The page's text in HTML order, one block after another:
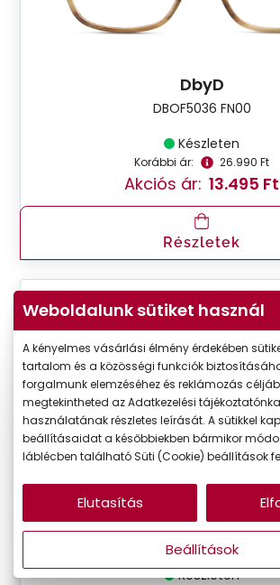
DbyD
DBOF5036 FN00
Készleten
Korábbi ár: 26.990 Ft
Akciós ár: 13.495 Ft
Részletek
-50%
Seen
SNOU5006 VV00
Készleten
Weboldalunk sütiket használ
A kényelmes vásárlási élmény érdekében
tartalom és a közösségi funkciók
forgalmunk elemzéséhez és reklámozás
megtekintheted az Adatkezelési
használatának részletes leírását. A sütikkel
beállításaidat a későbbiekben bármikor
láblécben található Süti (Cookie) beállítások
Beállítások
Elutasítás